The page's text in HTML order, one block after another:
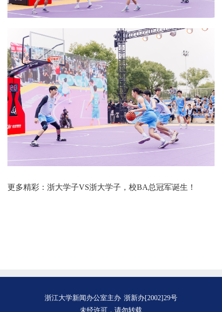
更多精彩： 浙大学子VS浙大学子，校BA总冠军诞生！
浙江大学新闻办公室主办 浙新办[2002]29号
未经许可，请勿转载